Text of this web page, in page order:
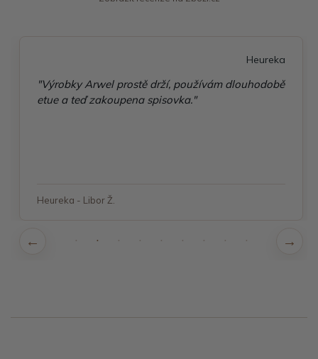
Heureka
"Výrobky Arwel prostě drží, používám dlouhodobě
etue a teď zakoupena spisovka."
Heureka - Libor Ž.